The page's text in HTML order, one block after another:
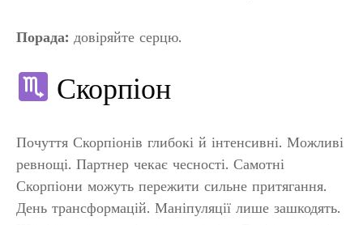
Порада: довіряйте серцю.
Скорпіон
Почуття Скорпіонів глибокі й інтенсивні. Можливі
ревнощі. Партнер чекає чесності. Самотні
Скорпіони можуть пережити сильне притягання.
День трансформацій. Маніпуляції лише зашкодять.